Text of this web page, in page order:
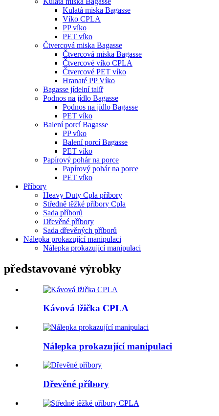
Kulatá miska Bagasse
Víko CPLA
PP víko
PET víko
Čtvercová miska Bagasse
Čtvercová miska Bagasse
Čtvercové víko CPLA
Čtvercové PET víko
Hranaté PP Víko
Bagasse jídelní talíř
Podnos na jídlo Bagasse
Podnos na jídlo Bagasse
PET víko
Balení porcí Bagasse
PP víko
Balení porcí Bagasse
PET víko
Papírový pohár na porce
Papírový pohár na porce
PET víko
Příbory
Heavy Duty Cpla příbory
Středně těžké příbory Cpla
Sada příborů
Dřevěné příbory
Sada dřevěných příborů
Nálepka prokazující manipulaci
Nálepka prokazující manipulaci
představované výrobky
Kávová lžička CPLA
Nálepka prokazující manipulaci
Dřevěné příbory